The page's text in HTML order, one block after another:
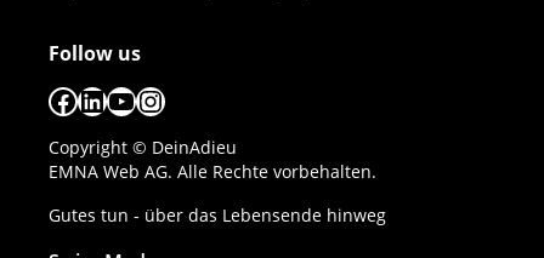
Follow us
Facebook
LinkedIn
YouTube
Instagram
Copyright © DeinAdieu
EMNA Web AG. Alle Rechte vorbehalten.
Gutes tun - über das Lebensende hinweg